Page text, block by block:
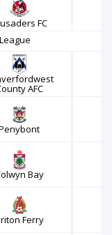
FC
AFC
Bay
Ferry